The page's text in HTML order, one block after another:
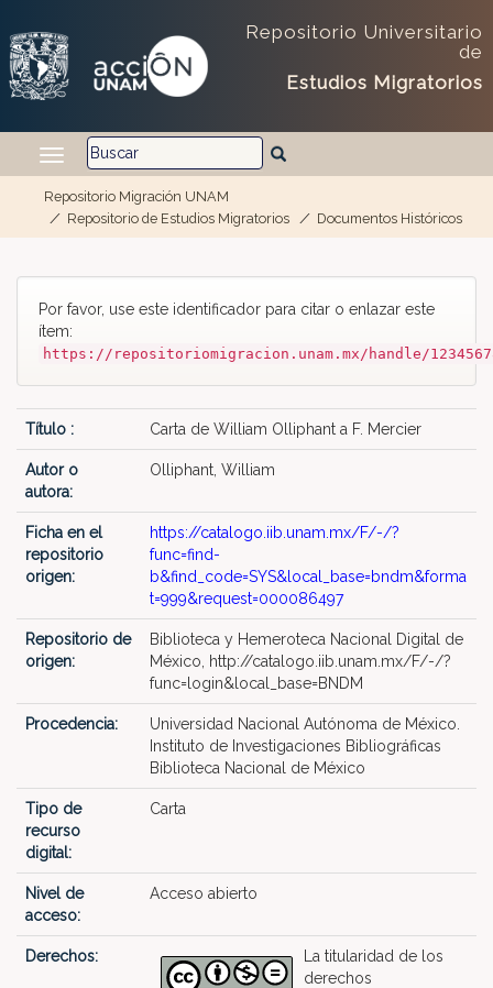
Repositorio Universitario
de
Estudios Migratorios
Repositorio Migración UNAM
Repositorio de Estudios Migratorios
Documentos Históricos
Por favor, use este identificador para citar o enlazar este
ítem:
https://repositoriomigracion.unam.mx/handle/
Título : Carta de William Olliphant a F. Mercier
Autor o
autora:
Olliphant, William
Ficha en el
repositorio
origen:
https://catalogo.iib.unam.mx/F/-/?
func=find-
b&find_code=SYS&local_base=bndm&forma
t=999&request=000086497
Repositorio de
origen:
Biblioteca y Hemeroteca Nacional Digital de
México, http://catalogo.iib.unam.mx/F/-/?
func=login&local_base=BNDM
Procedencia:
Universidad Nacional Autónoma de México.
Instituto de Investigaciones Bibliográficas
Biblioteca Nacional de México
Tipo de
recurso
digital:
Carta
Nivel de
acceso:
Acceso abierto
Derechos:
La titularidad de los
derechos